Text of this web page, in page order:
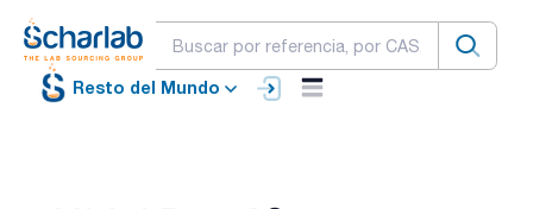
Resto del Mundo